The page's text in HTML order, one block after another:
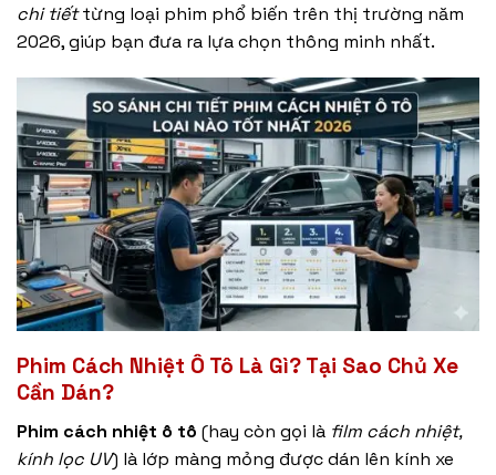
chi tiếttừng loại phim phổ biến trên thị trường năm
2026, giúp bạn đưa ra lựa chọn thông minh nhất.
Phim Cách Nhiệt Ô Tô Là Gì? Tại Sao Chủ Xe
Cần Dán?
Phim cách nhiệt ô tô (hay còn gọi là film cách nhiệt,
kính lọc UV) là lớp màng mỏng được dán lên kính xe